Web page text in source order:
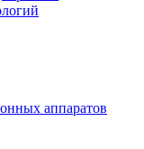
аппаратов